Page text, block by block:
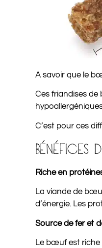
A savoir que le
Ces friandises
C’est pour ces
Riche en
La viande de
d’énergie. Les
Source de fer et
Le bœuf est riche